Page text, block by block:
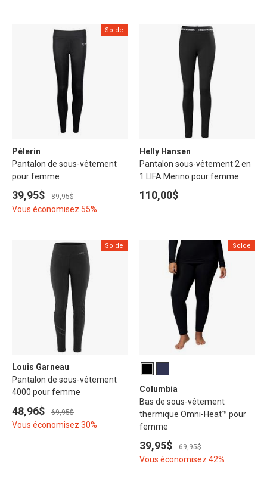
Solde
Pèlerin
Pantalon de sous-vêtement
pour femme
39,95$ 89,95$
Vous économisez 55%
Helly Hansen
Pantalon sous-vêtement 2 en
1 LIFA Merino pour femme
110,00$
Solde
Louis Garneau
Pantalon de sous-vêtement
4000 pour femme
48,96$ 69,95$
Vous économisez 30%
Solde
Columbia
Bas de sous-vêtement
thermique Omni-Heat™ pour
femme
39,95$ 69,95$
Vous économisez 42%